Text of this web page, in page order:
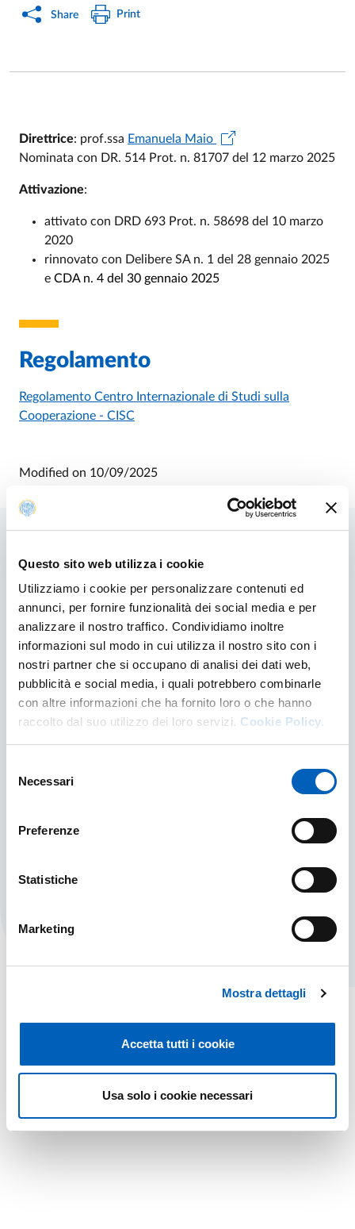
Questo sito web utilizza i cookie
Utilizziamo i cookie per personalizzare contenuti ed
annunci, per fornire funzionalità dei social media e per
analizzare il nostro traffico. Condividiamo inoltre
informazioni sul modo in cui utilizza il nostro sito con i
nostri partner che si occupano di analisi dei dati web,
pubblicità e social media, i quali potrebbero combinarle
con altre informazioni che ha fornito loro o che hanno
raccolto dal suo utilizzo dei loro servizi. Cookie Policy.
delNecessari
Preferenze
Statistiche
Marketing
Mostra dettagli
Accetta tutti i cookie
Usa solo i cookie necessari
Share Print
Direttrice: prof.ssa Emanuela Maio
Nominata con DR. 514 Prot. n. 81707 del 12 marzo 2025
Attivazione:
attivato con DRD 693 Prot. n. 58698 del 10 marzo
2020
rinnovato con Delibere SA n. 1 del 28 gennaio 2025
e CDA n. 4 del 30 gennaio 2025
Regolamento
Regolamento Centro Internazionale di Studi sulla
Cooperazione - CISC
Modified on 10/09/2025
Related contents
All University Centers, divided by category